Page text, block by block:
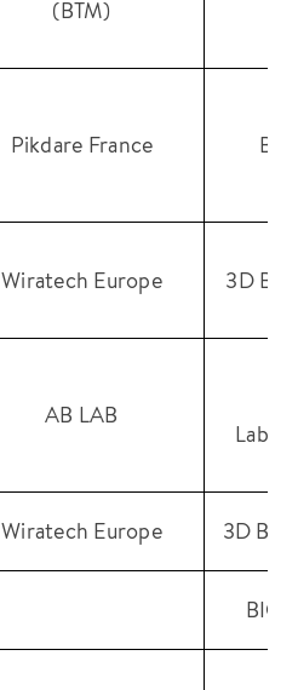
(BTM)
Pikdare France
Wiratech Europe 3D
AB LAB
Wiratech Europe 3D